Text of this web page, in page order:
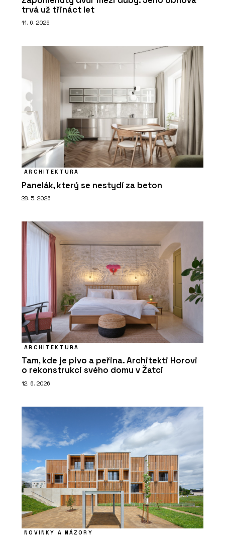
trvá už třináct let
11. 6. 2026
ARCHITEKTURA
Panelák, který se nestydí za beton
28. 5. 2026
ARCHITEKTURA
Tam, kde je pivo a peřina. Architekti Horovi
o rekonstrukci svého domu v Žatci
12. 6. 2026
NOVINKY A NÁZORY